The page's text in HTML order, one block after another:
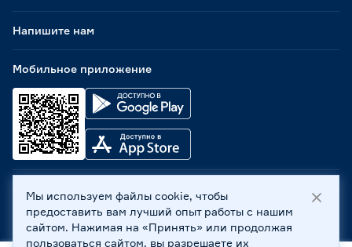
Мобильное приложение
Напишите нам
ООО «Бауцентр Рус» 2004 -2026, 236029, г. Калининград,
ул. А.Невского, 205. ИНН 7702596813, КПП 390601001 ©
Все права защищены
Мы используем файлы cookie, чтобы
предоставить вам лучший опыт работы с нашим
сайтом. Нажимая на «Принять» или продолжая
пользоваться сайтом, вы разрешаете их